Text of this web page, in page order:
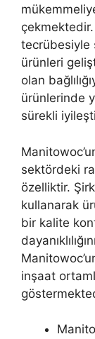
tecrübesiyle
ürünleri
olan
ürünlerinde
sürekli
sektördeki
özelliktir.
kullanarak
bir kalite
inşaat